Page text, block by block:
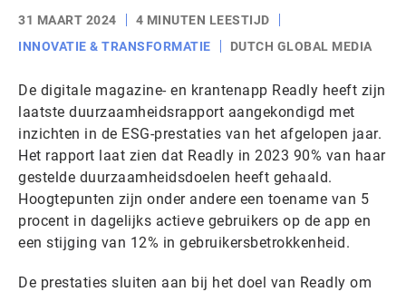
31 MAART 2024
4 MINUTEN LEESTIJD
INNOVATIE & TRANSFORMATIE
DUTCH GLOBAL MEDIA
De digitale magazine- en krantenapp Readly heeft zijn
laatste duurzaamheidsrapport aangekondigd met
inzichten in de ESG-prestaties van het afgelopen jaar.
Het rapport laat zien dat Readly in 2023 90% van haar
gestelde duurzaamheidsdoelen heeft gehaald.
Hoogtepunten zijn onder andere een toename van 5
procent in dagelijks actieve gebruikers op de app en
een stijging van 12% in gebruikersbetrokkenheid.
De prestaties sluiten aan bij het doel van Readly om